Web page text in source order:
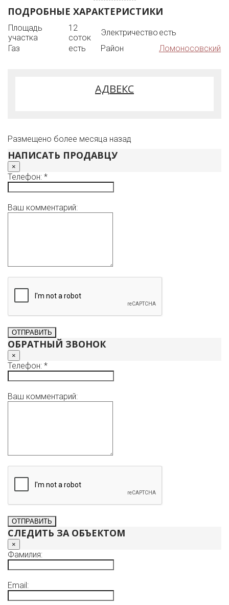
легко добраться на автомобиле из любого района
Санкт-Петербурга используя КАД и дамбу (до 1 часа),
на общественном транспорте: скоростные автобусы от
метро Автово, Купчино, Парнас, + из Ломоносова и
Соснового Бора, ж/д станция Лебяжье, такси.
ПОДРОБНЫЕ ХАРАКТЕРИСТИКИ
Площадь
участка
12
соток
Электричество есть
Газ
есть Район Ломоносовский
АДВЕКС
Размещено более месяца назад
НАПИСАТЬ ПРОДАВЦУ
×
Телефон: *
Ваш комментарий:
ОБРАТНЫЙ ЗВОНОК
×
Телефон: *
Ваш комментарий:
СЛЕДИТЬ ЗА ОБЪЕКТОМ
×
Фамилия:
Email: